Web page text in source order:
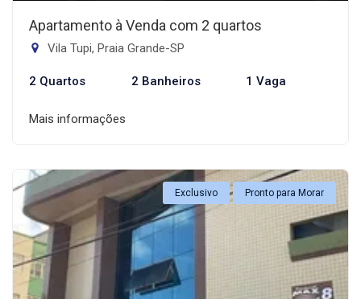
Apartamento à Venda com 2 quartos
Vila Tupi, Praia Grande-SP
2 Quartos 2 Banheiros 1 Vaga
Mais informações
Exclusivo Pronto para Morar